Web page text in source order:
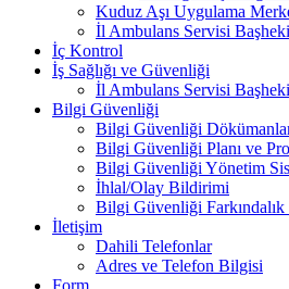
Kuduz Aşı Uygulama
İl Ambulans Servisi
İç Kontrol
İş Sağlığı ve Güvenliği
İl Ambulans Servisi
Bilgi Güvenliği
Bilgi Güvenliği
Bilgi Güvenliği Planı ve
Bilgi Güvenliği Yönetim
İhlal/Olay Bildirimi
Bilgi Güvenliği
İletişim
Dahili Telefonlar
Adres ve Telefon Bilgisi
Form